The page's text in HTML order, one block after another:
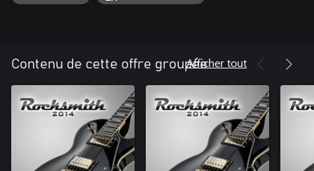
Contenu de cette offre groupéeAfficher tout